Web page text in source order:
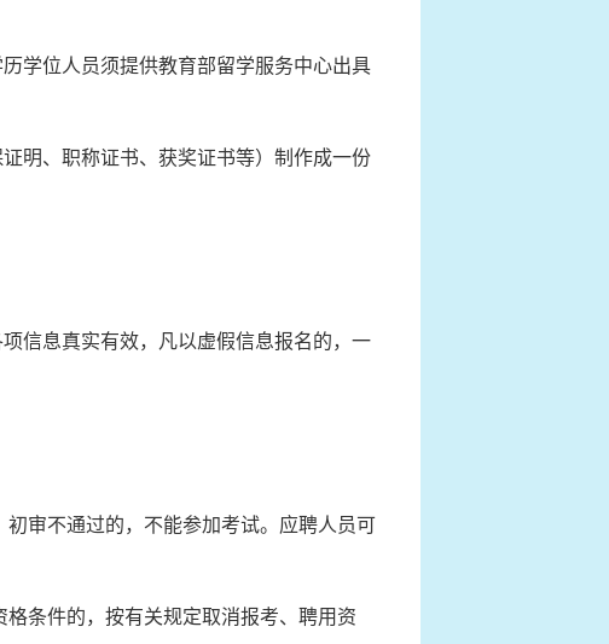
学位人员须提供教育部留学服务中心出具
明、职称证书、获奖证书等）制作成一份
信息真实有效，凡以虚假信息报名的，一
审不通过的，不能参加考试。应聘人员可
条件的，按有关规定取消报考、聘用资